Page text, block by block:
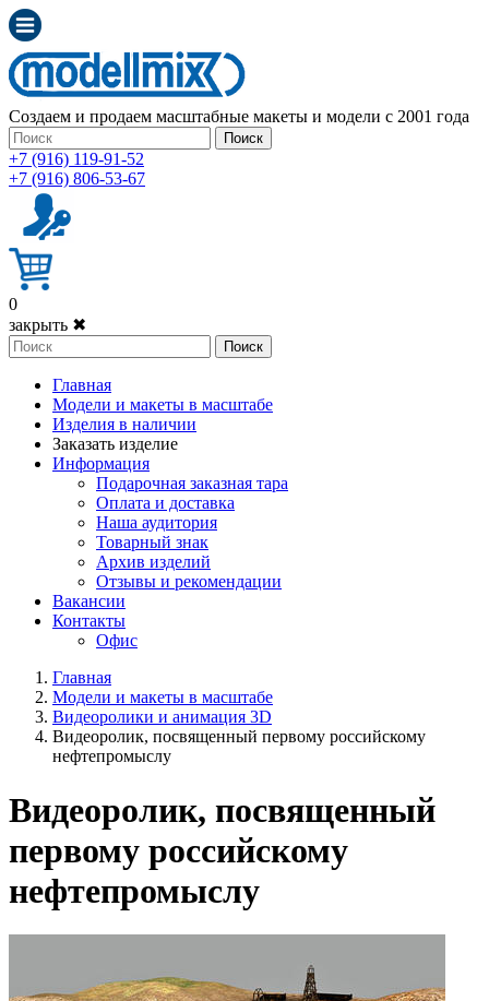
Создаем и продаем масштабные макеты и модели с 2001 года
Поиск
+7 (916) 119-91-52
+7 (916) 806-53-67
0
закрыть ✖
Поиск
Главная
Модели и макеты в масштабе
Изделия в наличии
Заказать изделие
Информация
Подарочная заказная тара
Оплата и доставка
Наша аудитория
Товарный знак
Архив изделий
Отзывы и рекомендации
Вакансии
Контакты
Офис
Главная
Модели и макеты в масштабе
Видеоролики и анимация 3D
Видеоролик, посвященный первому российскому
нефтепромыслу
Видеоролик, посвященный
первому российскому
нефтепромыслу